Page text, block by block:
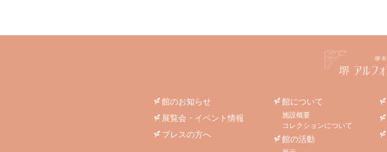
館のお知らせ
展覧会・イベント情報
プレスの方へ
館について
施設概要
コレクションについて
館の活動